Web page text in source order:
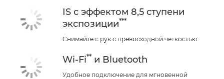
IS с эффектом 8,5 ступени
экспозиции***
Снимайте с рук с превосходной четкостью
Wi-Fi** и Bluetooth
Удобное подключение для мгновенной